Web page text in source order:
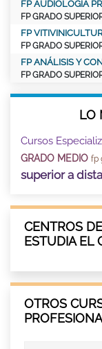
FP AUDIOLOGÍA
FP GRADO
FP
FP GRADO
FP ANÁLISIS Y
FP GRADO
LO
Cursos
GRADO MEDIO fp
superior a
CENTROS
ESTUDIA EL
OTROS